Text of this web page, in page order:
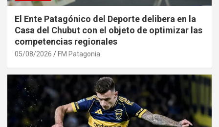
El Ente Patagónico del Deporte delibera en la
Casa del Chubut con el objeto de optimizar las
competencias regionales
05/08/2026 FM Patagonia